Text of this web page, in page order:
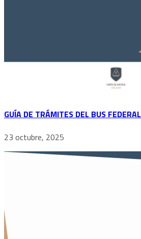
GUÍA DE TRÁMITES DEL BUS FEDERAL
23 octubre, 2025